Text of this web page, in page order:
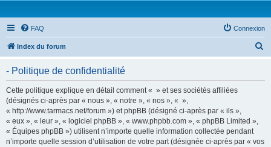
FAQ Connexion
Index du forum
- Politique de confidentialité
Cette politique explique en détail comment « » et ses sociétés affiliées
(désignés ci-après par « nous », « notre », « nos », « »,
« http://www.tarmacs.net/forum ») et phpBB (désigné ci-après par « ils »,
« eux », « leur », « logiciel phpBB », « www.phpbb.com », « phpBB Limited »,
« Équipes phpBB ») utilisent n’importe quelle information collectée pendant
n’importe quelle session d’utilisation de votre part (désignée ci-après par « vos